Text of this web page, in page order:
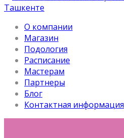
О компании
Магазин
Подология
Расписание
Мастерам
Партнеры
Блог
Контактная информация